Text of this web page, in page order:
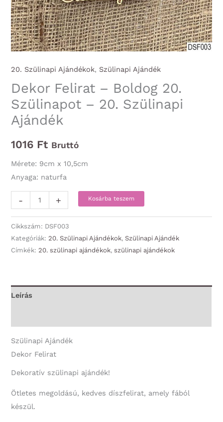
20. Szülinapi Ajándékok, Szülinapi Ajándék
Dekor Felirat – Boldog 20.
Szülinapot – 20. Szülinapi
Ajándék
1016 Ft Bruttó
Mérete: 9cm x 10,5cm
Anyaga: naturfa
-
Felirat
-
Boldog
20.
20.
+ Kosárba teszem
Cikkszám: DSF003
Kategóriák:20. Szülinapi Ajándékok,Szülinapi Ajándék
Címkék:20. szülinapi ajándékok,szülinapi ajándékok
Leírás
Szülinapi Ajándék
Dekor Felirat
Dekoratív szülinapi ajándék!
Ötletes megoldású, kedves díszfelirat, amely fából
készül.